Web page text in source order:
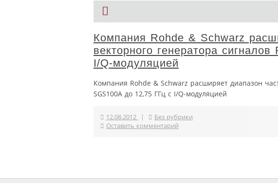
Компания Rohde & Schwarz
векторного генератора
I/Q-модуляцией
Компания Rohde & Schwarz расширяет диапазон
SGS100A до 12,75 ГГц с I/Q-модуляцией
12.08.2012 |
Без рубрики
Оставить комментарий